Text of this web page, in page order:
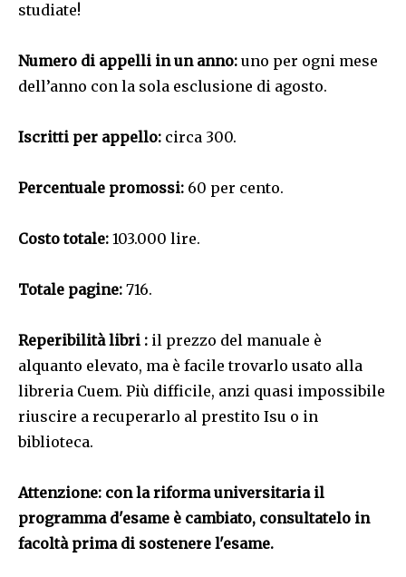
studiate!
Numero di appelli in un anno: uno per ogni mese
dell’anno con la sola esclusione di agosto.
Iscritti per appello: circa 300.
Percentuale promossi: 60 per cento.
Costo totale: 103.000 lire.
Totale pagine: 716.
Reperibilità libri : il prezzo del manuale è
alquanto elevato, ma è facile trovarlo usato alla
libreria Cuem. Più difficile, anzi quasi impossibile
riuscire a recuperarlo al prestito Isu o in
biblioteca.
Attenzione: con la riforma universitaria il
programma d'esame è cambiato, consultatelo in
facoltà prima di sostenere l'esame.